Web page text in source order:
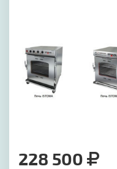
228 500